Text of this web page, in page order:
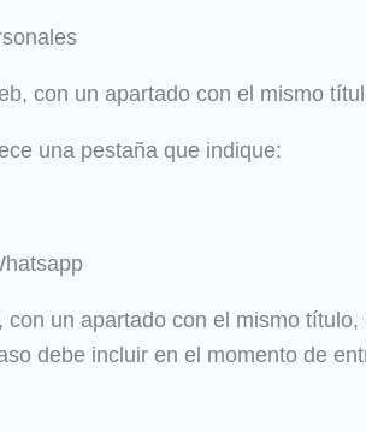
con un apartado con el mismo
una pestaña que indique:
un apartado con el mismo
debe incluir en el momento de